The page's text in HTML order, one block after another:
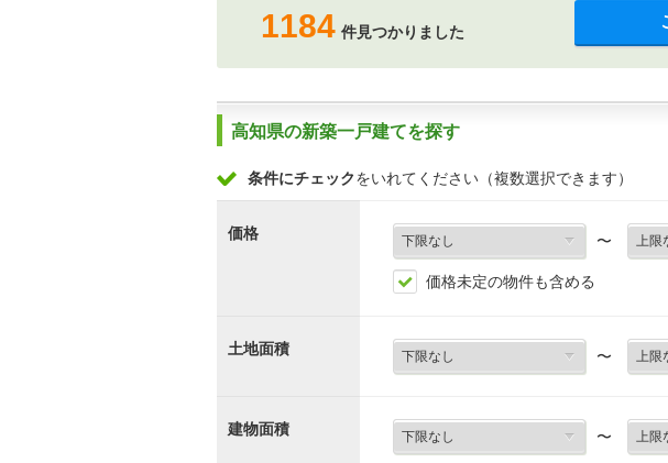
1184 件見つかりました
高知県の新築一戸建てを探す
条件にチェックをいれてください（複数選択できます）
価格 〜
価格未定の物件も含める
土地面積 〜
建物面積 〜